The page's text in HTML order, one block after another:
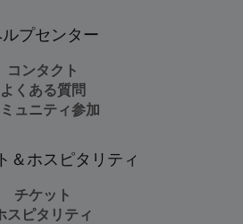
プセンター
コンタクト
よくある質問
ュニティ参加
＆ホスピタリティ
チケット
スピタリティ